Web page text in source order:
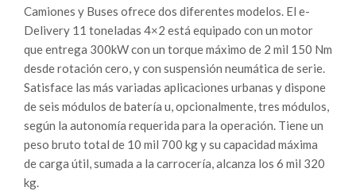
Camiones y Buses ofrece dos diferentes modelos. El e-
Delivery 11 toneladas 4×2 está equipado con un motor
que entrega 300kW con un torque máximo de 2 mil 150 Nm
desde rotación cero, y con suspensión neumática de serie.
Satisface las más variadas aplicaciones urbanas y dispone
de seis módulos de batería u, opcionalmente, tres módulos,
según la autonomía requerida para la operación. Tiene un
peso bruto total de 10 mil 700 kg y su capacidad máxima
de carga útil, sumada a la carrocería, alcanza los 6 mil 320
kg.